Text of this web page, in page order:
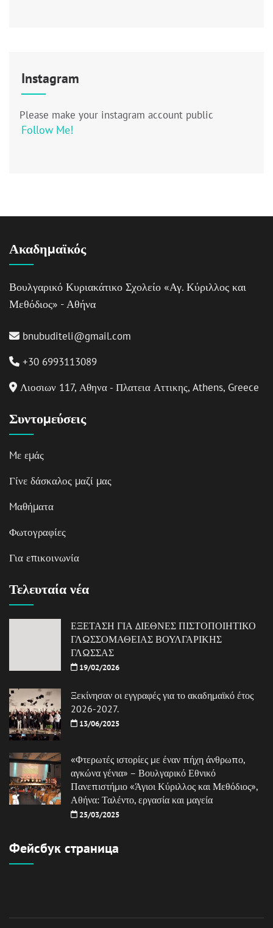
Instagram
Please make your instagram account public
Follow Me!
Ακαδημαϊκός
Βουλγαρικό Κυριακάτικο Σχολείο «Αγ. Κύριλλος και
Μεθόδιος» - Αθήνα
bnubuditeli@gmail.com
+30 6993113089
Λιοσιων 117, Αθηνα - Πλατεια Αττικης, Athens, Greece
Συντομεύσεις
Mε εμάς
Γίνε δάσκαλος μαζί μας
Mαθήματα
Φωτογραφίες
Για επικοινωνία
Τελευταία νέα
ΕΞΕΤΑΣΗ ΓΙΑ ΔΙΕΘΝΕΣ ΠΙΣΤΟΠΟΙΗΤΙΚΟ
ΓΛΩΣΣΟΜΑΘΕΙΑΣ ΒΟΥΛΓΑΡΙΚΗΣ
ΓΛΩΣΣΑΣ
19/02/2026
Ξεκίνησαν οι εγγραφές για το ακαδημαϊκό έτος
2026-2027.
13/06/2025
«Φτερωτές ιστορίες με έναν πήχη άνθρωπο,
αγκώνα γένια» – Βουλγαρικό Εθνικό
Πανεπιστήμιο «Άγιοι Κύριλλος και Μεθόδιος»,
Αθήνα: Ταλέντο, εργασία και μαγεία
25/03/2025
Фейсбук страница